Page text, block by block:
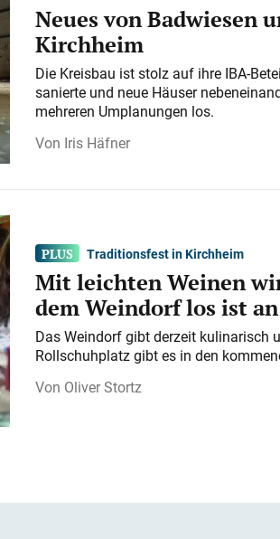
Neues von Badwiesen
Kirchheim
Die Kreisbau ist stolz auf ihre IBA-
sanierte und neue Häuser
mehreren Umplanungen los.
Iris Häfner
Traditionsfest in Kirchheim
Mit leichten Weinen
dem Weindorf los ist
Das Weindorf gibt derzeit kulinarisch
Rollschuhplatz gibt es in den
Oliver Stortz